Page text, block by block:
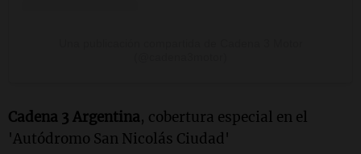
Cadena 3 Argentina, cobertura especial en el
'Autódromo San Nicolás Ciudad'